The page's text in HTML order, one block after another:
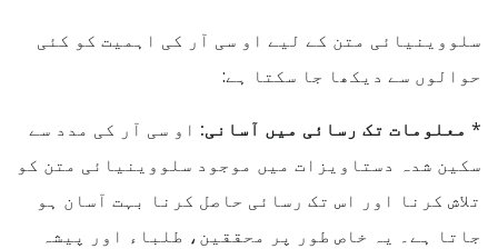
سلووینیائی متن کے لیے او سی آر کی اہمیت کو کئی
حوالوں سے دیکھا جا سکتا ہے:
* معلومات تک رسائی میں آسانی: او سی آر کی مدد سے
سکین شدہ دستاویزات میں موجود سلووینیائی متن کو
تلاش کرنا اور اس تک رسائی حاصل کرنا بہت آسان ہو
جاتا ہے۔ یہ خاص طور پر محققین، طلباء اور پیشہ